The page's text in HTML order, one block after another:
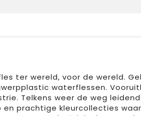
ter wereld, voor de wereld.
waterflessen.
Telkens weer de weg
prachtige kleurcollecties